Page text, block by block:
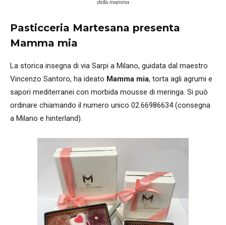
della mamma
Pasticceria Martesana presenta
Mamma mia
La storica insegna di via Sarpi a Milano, guidata dal maestro
Vincenzo Santoro, ha ideato Mamma mia, torta agli agrumi e
sapori mediterranei con morbida mousse di meringa. Si può
ordinare chiamando il numero unico 02.66986634 (consegna
a Milano e hinterland).